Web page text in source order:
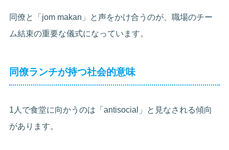
同僚と「jom makan」と声をかけ合うのが、職場のチー
ム結束の重要な儀式になっています。
同僚ランチが持つ社会的意味
1人で食堂に向かうのは「antisocial」と見なされる傾向
があります。